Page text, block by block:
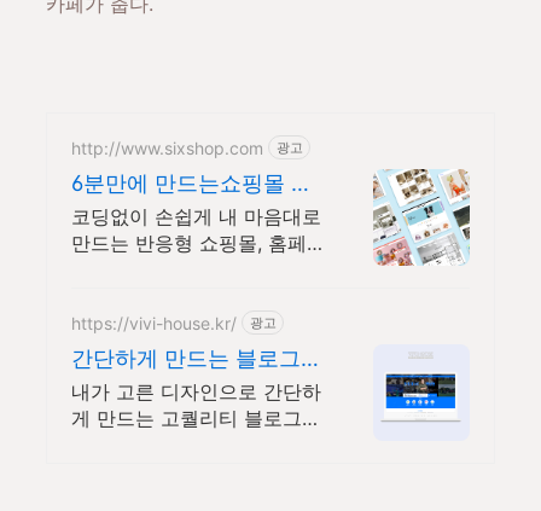
http://www.sixshop.com 광고
6분만에 만드는쇼핑몰 식
스샵
코딩없이 손쉽게 내 마음대로
만드는 반응형 쇼핑몰, 홈페
https://vivi-house.kr/ 광고
간단하게 만드는 블로그디
자인
내가 고른 디자인으로 간단하
게 만드는 고퀄리티 블로그디